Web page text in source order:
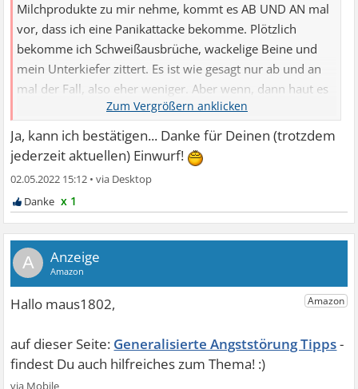
Milchprodukte zu mir nehme, kommt es AB UND AN mal
vor, dass ich eine Panikattacke bekomme. Plötzlich
bekomme ich Schweißausbrüche, wackelige Beine und
mein Unterkiefer zittert. Es ist wie gesagt nur ab und an
mal der Fall, also eher weniger. Aber wenn, dann haut es
richtig rein. Es ist aber eher ein Bezug, da ich glaube, die
Panikattacke zu bekommen, da mir sehr schlecht wird
und sich dann alles zusammenzieht, sozusagen. Man
denkt, man kippt gleich um, so dreckig kann es einem
manchmal gehen. Da bekommt man schon mal Panik.
Ja, kann ich bestätigen... Danke für Deinen (trotzdem
jederzeit aktuellen) Einwurf!
02.05.2022 15:12 •
x 1
A
Generalisierte Angststörung Tipps